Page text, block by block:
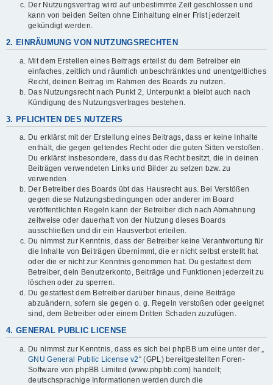
Der Nutzungsvertrag wird auf unbestimmte Zeit geschlossen und
kann von beiden Seiten ohne Einhaltung einer Frist jederzeit
gekündigt werden.
2. EINRÄUMUNG VON NUTZUNGSRECHTEN
Mit dem Erstellen eines Beitrags erteilst du dem Betreiber ein
einfaches, zeitlich und räumlich unbeschränktes und unentgeltliches
Recht, deinen Beitrag im Rahmen des Boards zu nutzen.
Das Nutzungsrecht nach Punkt 2, Unterpunkt a bleibt auch nach
Kündigung des Nutzungsvertrages bestehen.
3. PFLICHTEN DES NUTZERS
Du erklärst mit der Erstellung eines Beitrags, dass er keine Inhalte
enthält, die gegen geltendes Recht oder die guten Sitten verstoßen.
Du erklärst insbesondere, dass du das Recht besitzt, die in deinen
Beiträgen verwendeten Links und Bilder zu setzen bzw. zu
verwenden.
Der Betreiber des Boards übt das Hausrecht aus. Bei Verstößen
gegen diese Nutzungsbedingungen oder anderer im Board
veröffentlichten Regeln kann der Betreiber dich nach Abmahnung
zeitweise oder dauerhaft von der Nutzung dieses Boards
ausschließen und dir ein Hausverbot erteilen.
Du nimmst zur Kenntnis, dass der Betreiber keine Verantwortung für
die Inhalte von Beiträgen übernimmt, die er nicht selbst erstellt hat
oder die er nicht zur Kenntnis genommen hat. Du gestattest dem
Betreiber, dein Benutzerkonto, Beiträge und Funktionen jederzeit zu
löschen oder zu sperren.
Du gestattest dem Betreiber darüber hinaus, deine Beiträge
abzuändern, sofern sie gegen o. g. Regeln verstoßen oder geeignet
sind, dem Betreiber oder einem Dritten Schaden zuzufügen.
4. GENERAL PUBLIC LICENSE
Du nimmst zur Kenntnis, dass es sich bei phpBB um eine unter der „
GNU General Public License v2“ (GPL) bereitgestellten Foren-
Software von phpBB Limited (www.phpbb.com) handelt;
deutschsprachige Informationen werden durch die